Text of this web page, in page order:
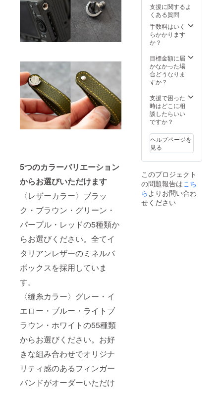
5つのカラーバリエーション
からお選びいただけます
〈レザーカラー〉ブラッ
ク・ブラウン・グリーン・
パープル・レッドの5種類か
らお選びください。全てイ
タリアンレザーのミネルバ
ボックスを採用していま
す。
〈縫糸カラー〉グレー・イ
エロー・ブルー・ライトブ
ラウン・ホワイトの55種類
からお選びください。お好
きな組み合わせでオリジナ
リティ感のあるフィンガー
バンドがオーダーいただけ
給状
況、製
造工程
上の都
荷時期
が遅れ
る場合
四捨五
入して
いま
す。 ※
送料無
送はレ
ター
パック
ライ
カラー
はレッ
ドにな
りま
ご注文
状況、
使用材
料の供
況、製
造工程
上の都
合等に
より出
支援に関するよ
くある質問
手数料はいく
らかかります
か？
目標金額に届
かなかった場
合どうなりま
すか？
支援で困った
時はどこに相
談したらいい
ですか？
ヘルプページを
見る
このプロジェクト
の問題報告はこち
らよりお問い合わ
せください